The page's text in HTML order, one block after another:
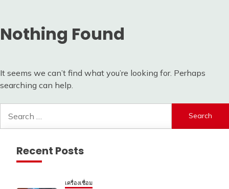
Nothing Found
It seems we can’t find what you’re looking for. Perhaps
searching can help.
for:
Recent Posts
เครื่องเชื่อม